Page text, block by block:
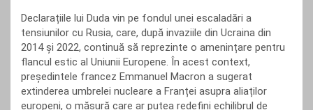
Declarațiile lui Duda vin pe fondul unei escaladări a
tensiunilor cu Rusia, care, după invaziile din Ucraina din
2014 și 2022, continuă să reprezinte o amenințare pentru
flancul estic al Uniunii Europene. În acest context,
președintele francez Emmanuel Macron a sugerat
extinderea umbrelei nucleare a Franței asupra aliaților
europeni, o măsură care ar putea redefini echilibrul de